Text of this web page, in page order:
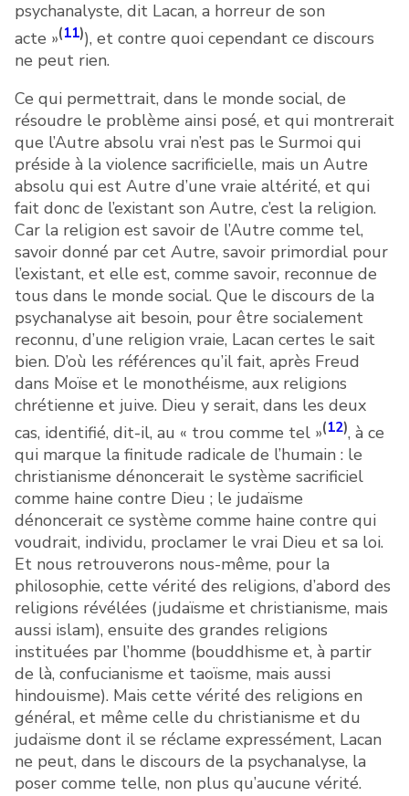
psychanalyste, dit Lacan, a horreur de son
acte »(11)), et contre quoi cependant ce discours
ne peut rien.
Ce qui permettrait, dans le monde social, de
résoudre le problème ainsi posé, et qui montrerait
que l’Autre absolu vrai n’est pas le Surmoi qui
préside à la violence sacrificielle, mais un Autre
absolu qui est Autre d’une vraie altérité, et qui
fait donc de l’existant son Autre, c’est la religion.
Car la religion est savoir de l’Autre comme tel,
savoir donné par cet Autre, savoir primordial pour
l’existant, et elle est, comme savoir, reconnue de
tous dans le monde social. Que le discours de la
psychanalyse ait besoin, pour être socialement
reconnu, d’une religion vraie, Lacan certes le sait
bien. D’où les références qu’il fait, après Freud
dans Moïse et le monothéisme, aux religions
chrétienne et juive. Dieu y serait, dans les deux
cas, identifié, dit-il, au « trou comme tel »(12), à ce
qui marque la finitude radicale de l’humain : le
christianisme dénoncerait le système sacrificiel
comme haine contre Dieu ; le judaïsme
dénoncerait ce système comme haine contre qui
voudrait, individu, proclamer le vrai Dieu et sa loi.
Et nous retrouverons nous-même, pour la
philosophie, cette vérité des religions, d’abord des
religions révélées (judaïsme et christianisme, mais
aussi islam), ensuite des grandes religions
instituées par l’homme (bouddhisme et, à partir
de là, confucianisme et taoïsme, mais aussi
hindouisme). Mais cette vérité des religions en
général, et même celle du christianisme et du
judaïsme dont il se réclame expressément, Lacan
ne peut, dans le discours de la psychanalyse, la
poser comme telle, non plus qu’aucune vérité.